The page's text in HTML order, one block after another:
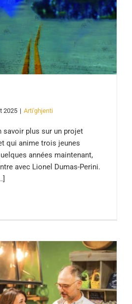
2025 | Arti'ghjenti
savoir plus sur un projet
qui anime trois jeunes
années maintenant,
avec Lionel Dumas-Perini.